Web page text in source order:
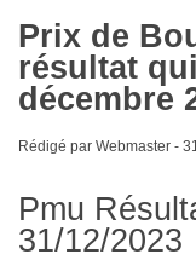
Prix de
résultat
décembre
Rédigé par Webmaster -
Pmu
31/12/2023